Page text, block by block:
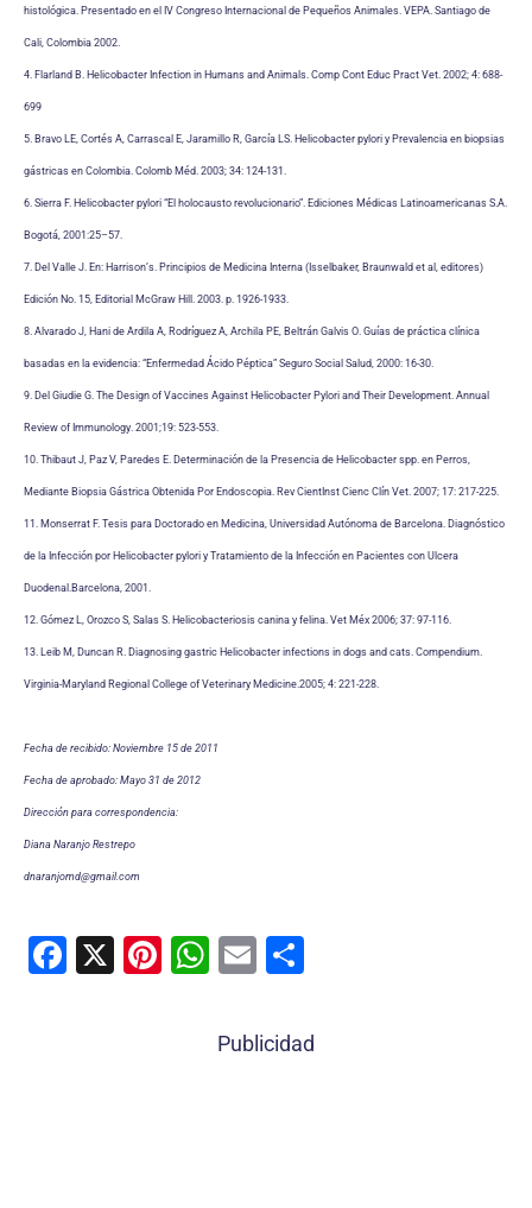
histológica. Presentado en el IV Congreso Internacional de Pequeños Animales. VEPA. Santiago de
Cali, Colombia 2002.
4. Flarland B. Helicobacter Infection in Humans and Animals. Comp Cont Educ Pract Vet. 2002; 4: 688-
699
5. Bravo LE, Cortés A, Carrascal E, Jaramillo R, García LS. Helicobacter pylori y Prevalencia en biopsias
gástricas en Colombia. Colomb Méd. 2003; 34: 124-131.
6. Sierra F. Helicobacter pylori “El holocausto revolucionario”. Ediciones Médicas Latinoamericanas S.A.
Bogotá, 2001:25–57.
7. Del Valle J. En: Harrison’s. Principios de Medicina Interna (Isselbaker, Braunwald et al, editores)
Edición No. 15, Editorial McGraw Hill. 2003. p. 1926-1933.
8. Alvarado J, Hani de Ardila A, Rodríguez A, Archila PE, Beltrán Galvis O. Guías de práctica clínica
basadas en la evidencia: “Enfermedad Ácido Péptica” Seguro Social Salud, 2000: 16-30.
9. Del Giudie G. The Design of Vaccines Against Helicobacter Pylori and Their Development. Annual
Review of Immunology. 2001;19: 523-553.
10. Thibaut J, Paz V, Paredes E. Determinación de la Presencia de Helicobacter spp. en Perros,
Mediante Biopsia Gástrica Obtenida Por Endoscopia. Rev CientInst Cienc Clín Vet. 2007; 17: 217-225.
11. Monserrat F. Tesis para Doctorado en Medicina, Universidad Autónoma de Barcelona. Diagnóstico
de la Infección por Helicobacter pylori y Tratamiento de la Infección en Pacientes con Ulcera
Duodenal.Barcelona, 2001.
12. Gómez L, Orozco S, Salas S. Helicobacteriosis canina y felina. Vet Méx 2006; 37: 97-116.
13. Leib M, Duncan R. Diagnosing gastric Helicobacter infections in dogs and cats. Compendium.
Virginia-Maryland Regional College of Veterinary Medicine.2005; 4: 221-228.
Fecha de recibido: Noviembre 15 de 2011
Fecha de aprobado: Mayo 31 de 2012
Dirección para correspondencia:
Diana Naranjo Restrepo
dnaranjomd@gmail.com
F
X
Pi W
at
E
ai m
Publicidad